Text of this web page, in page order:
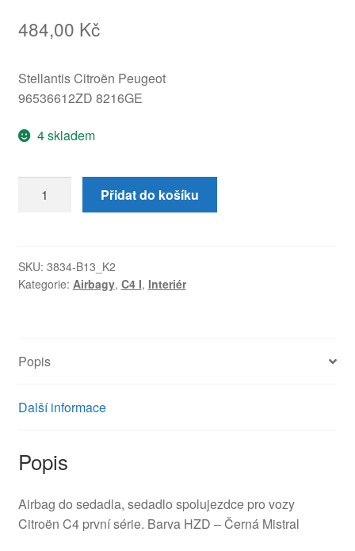
484,00 Kč
Stellantis Citroën Peugeot
96536612ZD 8216GE
4 skladem
Pravý
C4
I
Přidat do košíku
SKU: 3834-B13_K2
Kategorie: Airbagy, C4 I, Interiér
Popis
Další informace
Popis
Airbag do sedadla, sedadlo spolujezdce pro vozy
Citroën C4 první série. Barva HZD – Černá Mistral